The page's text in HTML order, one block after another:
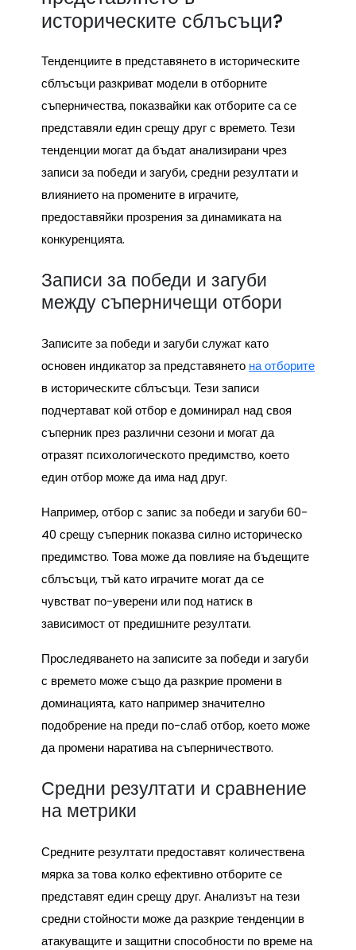
историческите сблъсъци?
Тенденциите в представянето в историческите
сблъсъци разкриват модели в отборните
съперничества, показвайки как отборите са се
представяли един срещу друг с времето. Тези
тенденции могат да бъдат анализирани чрез
записи за победи и загуби, средни резултати и
влиянието на промените в играчите,
предоставяйки прозрения за динамиката на
конкуренцията.
Записи за победи и загуби
между съперничещи отбори
Записите за победи и загуби служат като
основен индикатор за представянето на отборите
в историческите сблъсъци. Тези записи
подчертават кой отбор е доминирал над своя
съперник през различни сезони и могат да
отразят психологическото предимство, което
един отбор може да има над друг.
Например, отбор с запис за победи и загуби 60-
40 срещу съперник показва силно историческо
предимство. Това може да повлияе на бъдещите
сблъсъци, тъй като играчите могат да се
чувстват по-уверени или под натиск в
зависимост от предишните резултати.
Проследяването на записите за победи и загуби
с времето може също да разкрие промени в
доминацията, като например значително
подобрение на преди по-слаб отбор, което може
да промени наратива на съперничеството.
Средни резултати и сравнение
на метрики
Средните резултати предоставят количествена
мярка за това колко ефективно отборите се
представят един срещу друг. Анализът на тези
средни стойности може да разкрие тенденции в
атакуващите и защитни способности по време на